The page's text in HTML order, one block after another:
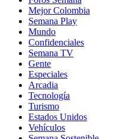
Mejor Colombia
Semana Play
Mundo
Confidenciales
Semana TV
Gente
Especiales
Arcadia
Tecnología
Turismo
Estados Unidos
Vehículos